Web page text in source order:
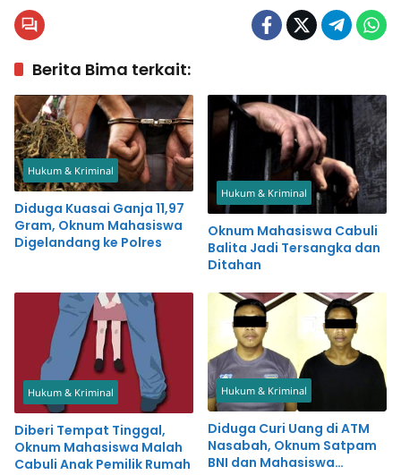
Berita Bima terkait:
Hukum & Kriminal
Diduga Kuasai Ganja 11,97
Gram, Oknum Mahasiswa
Digelandang ke Polres
Hukum & Kriminal
Oknum Mahasiswa Cabuli
Balita Jadi Tersangka dan
Ditahan
Hukum & Kriminal
Diberi Tempat Tinggal,
Oknum Mahasiswa Malah
Cabuli Anak Pemilik Rumah
Hukum & Kriminal
Diduga Curi Uang di ATM
Nasabah, Oknum Satpam
BNI dan Mahasiswa